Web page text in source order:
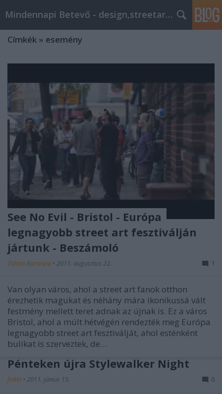
Mindennapi Betevő - design,streetart,popkult,trend
Címkék » esemény
See No Evil - Bristol - Európa
legnagyobb street art fesztiválján
jártunk - Beszámoló
Zoltan Baranyai • 2011. augusztus 22. 1
Van olyan város, ahol a street art fanok otthon
érezhetik magukat és néhány mára ikonikussá vált
festmény mellett teret adnak az újnak is. Ez a város
Bristol, ahol a múlt hétvégén rendezték meg Európa
legnagyobb street art fesztiválját, ahol esténként
bulikat is szerveztek, de…
Pénteken újra Stylewalker Night
foltin • 2011. június 15. 0